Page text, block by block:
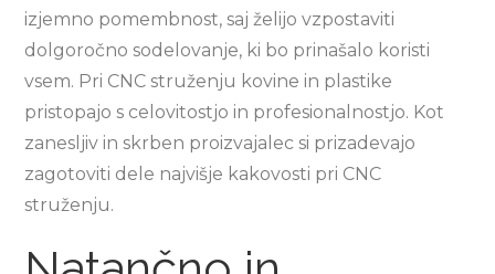
izjemno pomembnost, saj želijo vzpostaviti
dolgoročno sodelovanje, ki bo prinašalo koristi
vsem. Pri CNC struženju kovine in plastike
pristopajo s celovitostjo in profesionalnostjo. Kot
zanesljiv in skrben proizvajalec si prizadevajo
zagotoviti dele najvišje kakovosti pri CNC
struženju.